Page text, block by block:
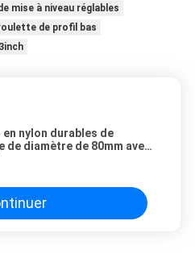
mise à niveau réglables
de profil bas
en nylon durables de
de diamètre de 80mm avec